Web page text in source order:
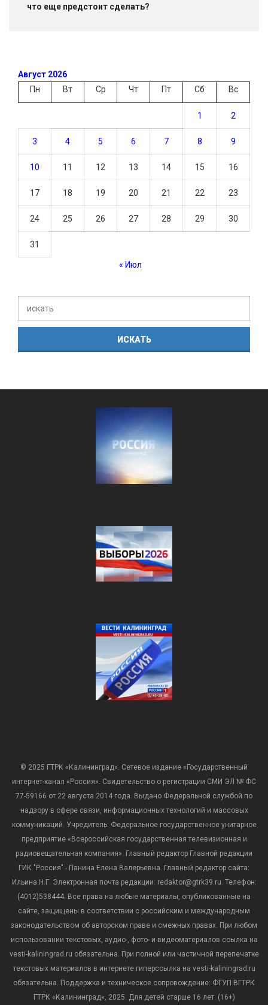
что еще предстоит сделать?
Август 2026
Пн
Вт Ср Чт Пт Сб Вс
1 2
3 4 5 6 7 8 9
10 11 12 13 14 15 16
17 18 19 20 21 22 23
24 25 26 27 28 29 30
31
« Июл
© 2025 ГТРК «Калининград». Сетевое издание «Государственный
интернет-канал «Россия». Свидетельство о регистрации СМИ ЭЛ № ФС
77-59166 от 22 августа 2014 года. Выдано Федеральной службой по
надзору в сфере связи, информационных технологий и массовых
коммуникаций. Учредитель: Федеральное государственное унитарное
предприятие «Всероссийская государственная телевизионная и
радиовещательная компания». Главный редактор Главной редакции
ГИК "Россия" - Панина Елена Валерьевна. Главный редактор сайта:
Ильина Н.Г. Электронная почта редакции: redaktor@gtrk39.ru. Телефон:
(4012)538444. Все права на любые материалы, опубликованные на
сайте, защищены в соответствии с российским и международным
законодательством об авторском праве и смежных правах. При любом
использовании текстовых, аудио-, фото- и видеоматериалов ссылка на
vesti-kaliningrad.ru обязательна. При полной или частичной перепечатке
текстовых материалов в интернете гиперссылка на vesti-kaliningrad.ru
обязательна. Поддержка и техническое сопровождение: ФГУП ВГТРК
ГТРК «Калининград», 2025. Для детей старше 16 лет. (16+)